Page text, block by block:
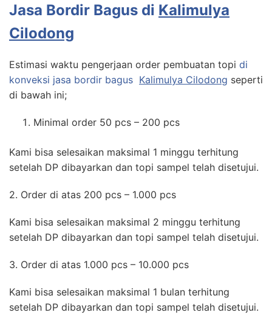
Jasa Bordir Bagus di Kalimulya
Cilodong
Estimasi waktu pengerjaan order pembuatan topi di
konveksi jasa bordir bagus Kalimulya Cilodong seperti
di bawah ini;
Minimal order 50 pcs – 200 pcs
Kami bisa selesaikan maksimal 1 minggu terhitung
setelah DP dibayarkan dan topi sampel telah disetujui.
2. Order di atas 200 pcs – 1.000 pcs
Kami bisa selesaikan maksimal 2 minggu terhitung
setelah DP dibayarkan dan topi sampel telah disetujui.
3. Order di atas 1.000 pcs – 10.000 pcs
Kami bisa selesaikan maksimal 1 bulan terhitung
setelah DP dibayarkan dan topi sampel telah disetujui.